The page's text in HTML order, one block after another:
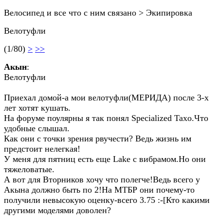
Велосипед и все что с ним связано > Экипировка
Велотуфли
(1/80) > >>
Акын:
Велотуфли
Приехал домой-а мои велотуфли(МЕРИДА) после 3-х
лет хотят кушать.
На форуме поулярны я так понял Specialized Taxo.Что
удобные слышал.
Как они с точки зрения рвучести? Ведь жизнь им
предстоит нелегкая!
У меня для пятниц есть еще Lake с вибрамом.Но они
тяжеловатые.
А вот для Вторников хочу что полегче!Ведь всего у
Акына должно быть по 2!На МТБР они почему-то
получили невысокую оценку-всего 3.75 :-[Кто какими
другими моделями доволен?